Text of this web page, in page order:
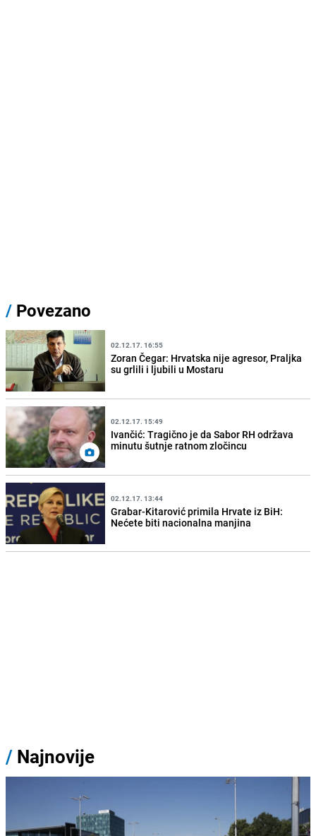
/ Povezano
02.12.17. 16:55
Zoran Čegar: Hrvatska nije agresor, Praljka
su grlili i ljubili u Mostaru
02.12.17. 15:49
Ivančić: Tragično je da Sabor RH održava
minutu šutnje ratnom zločincu
02.12.17. 13:44
Grabar-Kitarović primila Hrvate iz BiH:
Nećete biti nacionalna manjina
/ Najnovije